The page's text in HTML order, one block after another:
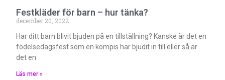
Festkläder för barn – hur tänka?
december 20, 2022
Har ditt barn blivit bjuden på en tillställning? Kanske är det en
födelsedagsfest som en kompis har bjudit in till eller så är
det en
Läs mer »